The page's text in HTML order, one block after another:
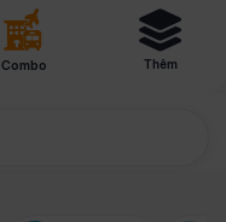
Combo Thêm